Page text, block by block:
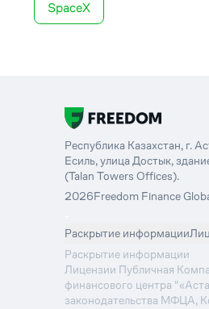
SpaceX
Республика Казахстан, г.
Есиль, улица Достык,
(Talan Towers Offices).
2026Freedom Finance
Раскрытие информации
Раскрытие информации
Лицензии Публичная
финансового центра
законодательства МФЦА,